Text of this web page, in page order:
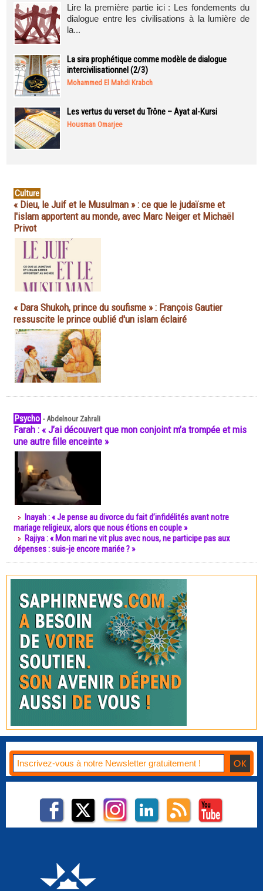
Lire la première partie ici : Les fondements du
dialogue entre les civilisations à la lumière de
la...
La sira prophétique comme modèle de dialogue
intercivilisationnel (2/3)
Mohammed El Mahdi Krabch
Les vertus du verset du Trône – Ayat al-Kursi
Housman Omarjee
Culture
« Dieu, le Juif et le Musulman » : ce que le judaïsme et
l'islam apportent au monde, avec Marc Neiger et Michaël
Privot
« Dara Shukoh, prince du soufisme » : François Gautier
ressuscite le prince oublié d'un islam éclairé
Psycho -Abdelnour Zahrali
Farah : « J’ai découvert que mon conjoint m’a trompée et mis
une autre fille enceinte »
Inayah : « Je pense au divorce du fait d’infidélités avant notre
mariage religieux, alors que nous étions en couple »
Rajiya : « Mon mari ne vit plus avec nous, ne participe pas aux
dépenses : suis-je encore mariée ? »